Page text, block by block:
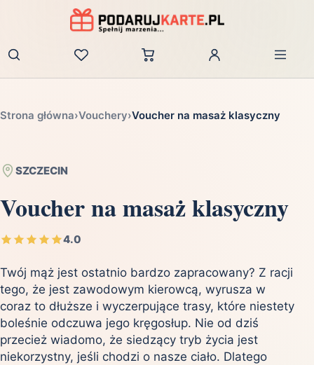
Zaloguj
Strona główna›Vouchery›Voucher na masaż klasyczny
SZCZECIN
Voucher na masaż klasyczny
4.0
Twój mąż jest ostatnio bardzo zapracowany? Z racji
tego, że jest zawodowym kierowcą, wyrusza w
coraz to dłuższe i wyczerpujące trasy, które niestety
boleśnie odczuwa jego kręgosłup. Nie od dziś
przecież wiadomo, że siedzący tryb życia jest
niekorzystny, jeśli chodzi o nasze ciało. Dlatego